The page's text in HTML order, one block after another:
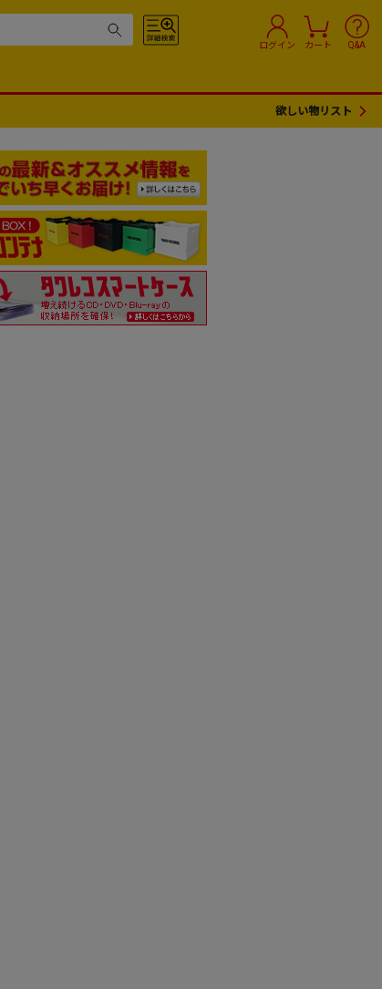
ログイン カート Q&A
欲しい物リスト